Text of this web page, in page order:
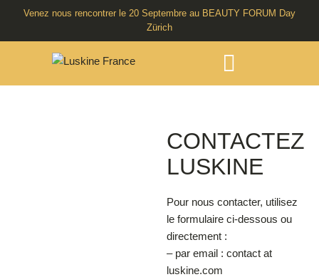
Venez nous rencontrer le 20 Septembre au BEAUTY FORUM Day
Zürich
CONTACTEZ
LUSKINE
Pour nous contacter, utilisez
le formulaire ci-dessous ou
directement :
– par email : contact at
luskine.com